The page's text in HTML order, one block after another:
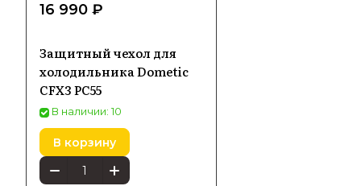
16 990 ₽
Защитный чехол для
холодильника Dometic
CFX3 PC55
В наличии: 10
В корзину